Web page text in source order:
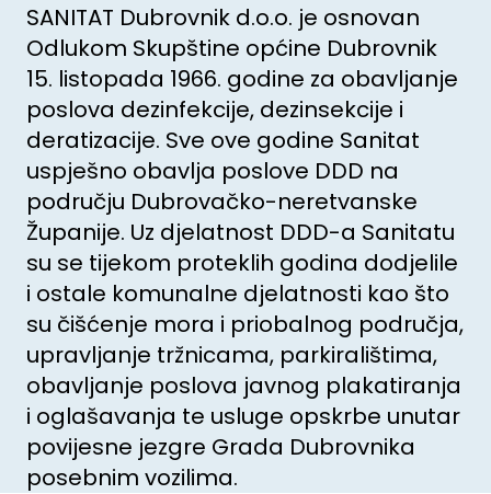
SANITAT Dubrovnik d.o.o. je osnovan
Odlukom Skupštine općine Dubrovnik
15. listopada 1966. godine za obavljanje
poslova dezinfekcije, dezinsekcije i
deratizacije. Sve ove godine Sanitat
uspješno obavlja poslove DDD na
području Dubrovačko-neretvanske
Županije. Uz djelatnost DDD-a Sanitatu
su se tijekom proteklih godina dodjelile
i ostale komunalne djelatnosti kao što
su čišćenje mora i priobalnog područja,
upravljanje tržnicama, parkiralištima,
obavljanje poslova javnog plakatiranja
i oglašavanja te usluge opskrbe unutar
povijesne jezgre Grada Dubrovnika
posebnim vozilima.